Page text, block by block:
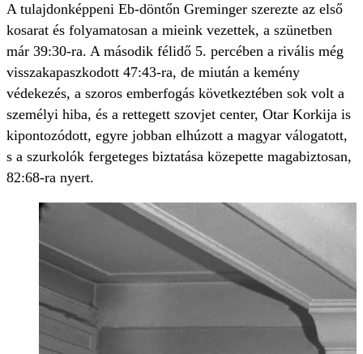
A tulajdonképpeni Eb-döntőn Greminger szerezte az első
kosarat és folyamatosan a mieink vezettek, a szünetben
már 39:30-ra. A második félidő 5. percében a rivális még
visszakapaszkodott 47:43-ra, de miután a kemény
védekezés, a szoros emberfogás következtében sok volt a
személyi hiba, és a rettegett szovjet center, Otar Korkija is
kipontozódott, egyre jobban elhúzott a magyar válogatott,
s a szurkolók fergeteges biztatása közepette magabiztosan,
82:68-ra nyert.